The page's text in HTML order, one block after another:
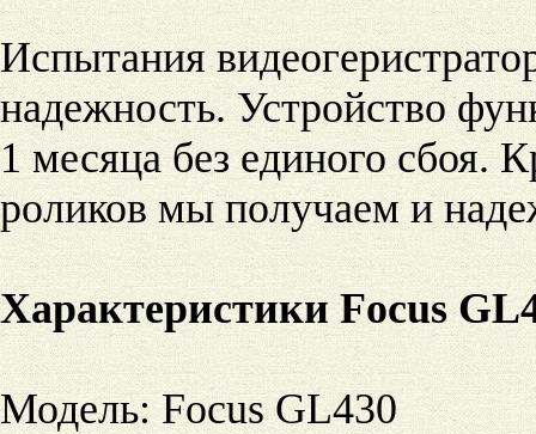
Испытания
надежность. Устройство
1 месяца без единого сбоя.
роликов мы получаем и
Характеристики Focus
Модель: Focus GL430